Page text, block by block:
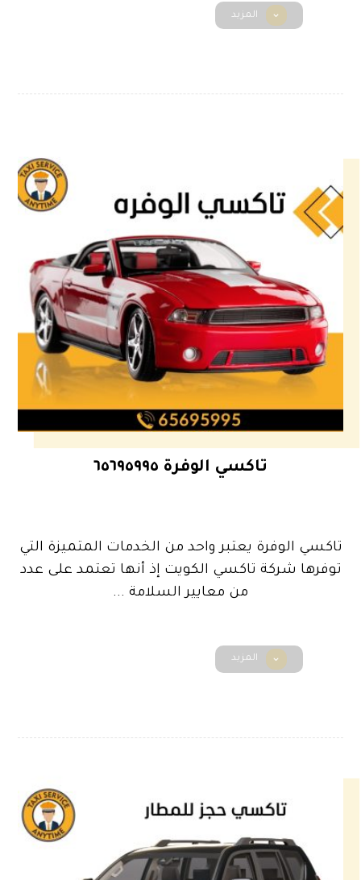
المزيد
تاكسي الوفرة ٦٥٦٩٥٩٩٥
تاكسي الوفرة يعتبر واحد من الخدمات المتميزة التي
توفرها شركة تاكسي الكويت إذ أنها تعتمد على عدد
من معايير السلامة ...
المزيد